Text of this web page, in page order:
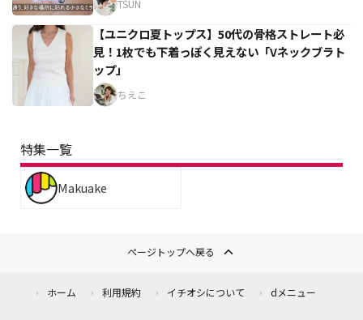
TSUN
【ユニクロ夏トップス】50代の骨格ストレート必
見！1枚でも下着っぽく見えない「Vネックブラト
ップ」
ちえこ
特集一覧
Makuake
ページトップへ戻る
ホーム 利用規約 イチオシについて dメニュー